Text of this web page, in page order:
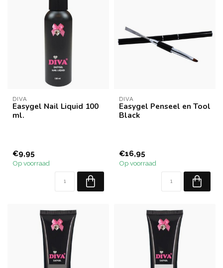
DIVA
Easygel Nail Liquid 100
ml.
€9,95
Op voorraad
DIVA
Easygel Penseel en Tool
Black
€16,95
Op voorraad